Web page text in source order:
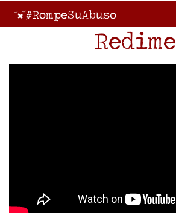
#RompeSuAbuso
Redime